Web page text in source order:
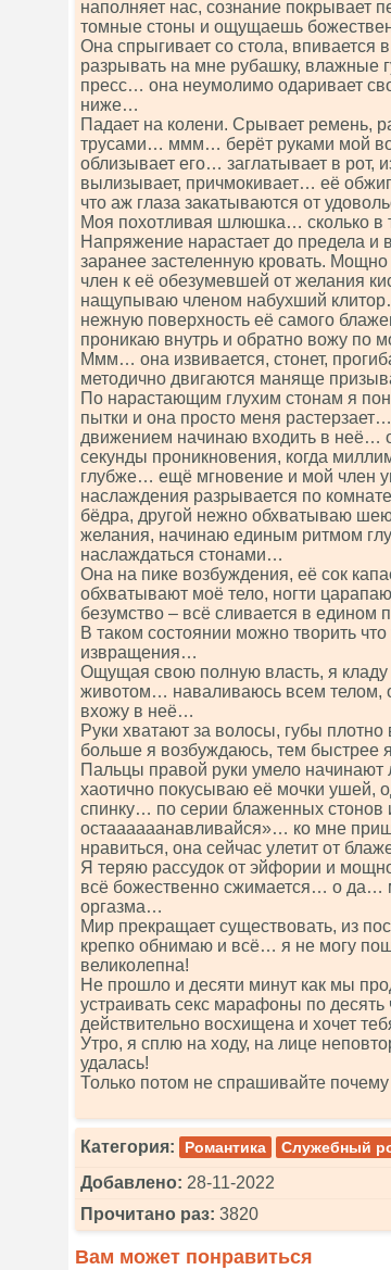
наполняет нас, сознание покрывает
томные стоны и ощущаешь
Она спрыгивает со стола, впивается
разрывать на мне рубашку, влажные
пресс… она неумолимо одаривает
ниже…
Падает на колени. Срывает ремень,
трусами… ммм… берёт руками мой
облизывает его… заглатывает в рот,
вылизывает, причмокивает… её
что аж глаза закатываются от
Моя похотливая шлюшка… сколько в
Напряжение нарастает до предела
заранее застеленную кровать.
член к её обезумевшей от желания
нащупываю членом набухший
нежную поверхность её самого
проникаю внутрь и обратно вожу по
Ммм… она извивается, стонет,
методично двигаются маняще
По нарастающим глухим стонам я
пытки и она просто меня
движением начинаю входить в неё…
секунды проникновения, когда
глубже… ещё мгновение и мой член
наслаждения разрывается по
бёдра, другой нежно обхватываю
желания, начинаю единым ритмом
наслаждаться стонами…
Она на пике возбуждения, её сок
обхватывают моё тело, ногти
безумство – всё сливается в едином
В таком состоянии можно творить
извращения…
Ощущая свою полную власть, я кладу
животом… наваливаюсь всем телом,
вхожу в неё…
Руки хватают за волосы, губы
больше я возбуждаюсь, тем быстрее
Пальцы правой руки умело начинают
хаотично покусываю её мочки ушей,
спинку… по серии блаженных
остаааааанавливайся»… ко мне
нравиться, она сейчас улетит от
Я теряю рассудок от эйфории и
всё божественно сжимается… о
оргазма…
Мир прекращает существовать, из
крепко обнимаю и всё… я не могу
великолепна!
Не прошло и десяти минут как мы
устраивать секс марафоны по десять
действительно восхищена и хочет
Утро, я сплю на ходу, на лице
удалась!
Только потом не спрашивайте
Категория: Романтика Служебный
Добавлено: 28-11-2022
Прочитано раз: 3820
Вам может понравиться